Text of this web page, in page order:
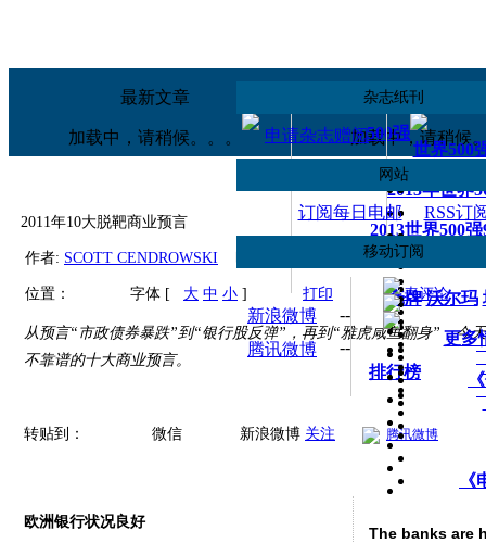
最新文章
加载中，请稍候。。。
热读文章
加载中，请稍候
500强
世界500
2013年世界
2013世界500
世界500
壳牌 沃尔玛
更多
排行榜
手机财富中
杂志纸刊
申请杂志赠阅
网站
订阅每日电邮 RSS订
移动订阅
新浪微博
腾讯微博
--
--
2011年10大脱靶商业预言
作者: SCOTT CENDROWSKI 2012年01月05日来源:
位置： 字体 [ 大 中 小 ] 打印 发表评论
从预言“市政债券暴跌”到“银行股反弹”，再到“雅虎咸鱼翻身”，今
不靠谱的十大商业预言。
转贴到： 微信 新浪微博 关注 腾讯微博
欧洲银行状况良好
The banks are